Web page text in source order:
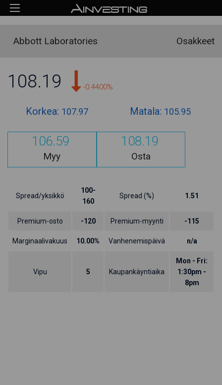
Abbott Laboratories Osakkeet
108.19 -0.4400%
Korkea: 107.97 Matala: 105.95
106.59
Myy
108.19
Osta
Spread/yksikkö
100-
160
Spread (%) 1.51
Premium-osto -120 Premium-myynti -115
Marginaalivakuus 10.00% Vanhenemispäivä n/a
Vipu 5 Kaupankäyntiaika
Mon - Fri:
1:30pm -
8pm